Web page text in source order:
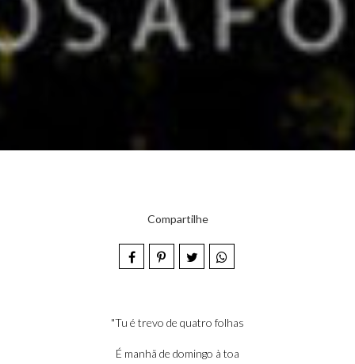
Compartilhe
"Tu é trevo de quatro folhas
É manhã de domingo à toa